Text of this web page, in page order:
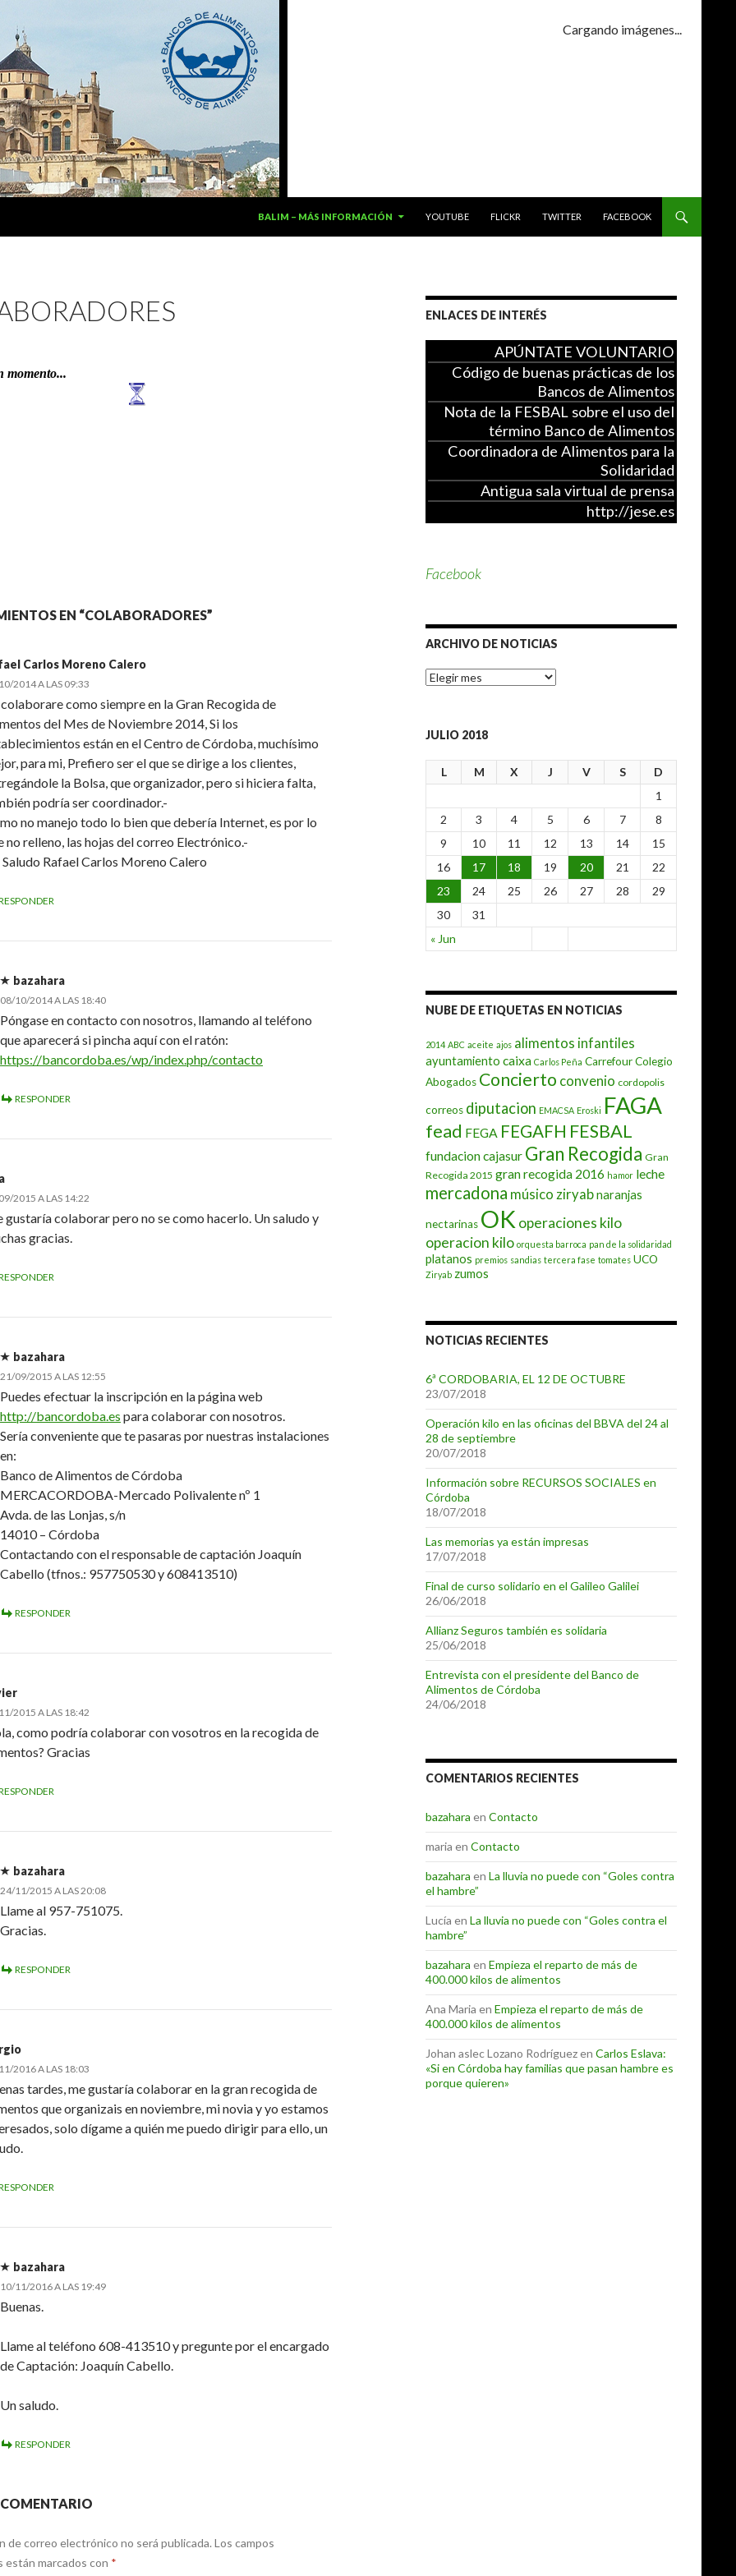
Cargando imágenes...
BALIM – MÁS INFORMACIÓN
YOUTUBE FLICKR TWITTER FACEBOOK
EN “COLABORADORES”
Carlos Moreno Calero
2014 A LAS 09:33
como siempre en la Gran Recogida de
del Mes de Noviembre 2014, Si los
están en el Centro de Córdoba, muchísimo
para mi, Prefiero ser el que se dirige a los clientes,
la Bolsa, que organizador, pero si hiciera falta,
podría ser coordinador.-
no manejo todo lo bien que debería Internet, es por lo
no relleno, las hojas del correo Electrónico.-
Saludo Rafael Carlos Moreno Calero
bazahara
08/10/2014 A LAS 18:40
Póngase en contacto con nosotros, llamando al teléfono
que aparecerá si pincha aquí con el ratón:
https://bancordoba.es/wp/index.php/contacto
RESPONDER
2015 A LAS 14:22
gustaría colaborar pero no se como hacerlo. Un saludo y
gracias.
bazahara
21/09/2015 A LAS 12:55
Puedes efectuar la inscripción en la página web
http://bancordoba.es para colaborar con nosotros.
Sería conveniente que te pasaras por nuestras instalaciones
en:
Banco de Alimentos de Córdoba
MERCACORDOBA-Mercado Polivalente nº 1
Avda. de las Lonjas, s/n
14010 – Córdoba
Contactando con el responsable de captación Joaquín
Cabello (tfnos.: 957750530 y 608413510)
RESPONDER
2015 A LAS 18:42
como podría colaborar con vosotros en la recogida de
Gracias
bazahara
24/11/2015 A LAS 20:08
Llame al 957-751075.
Gracias.
RESPONDER
2016 A LAS 18:03
tardes, me gustaría colaborar en la gran recogida de
que organizais en noviembre, mi novia y yo estamos
solo dígame a quién me puedo dirigir para ello, un
bazahara
10/11/2016 A LAS 19:49
Buenas.
Llame al teléfono 608-413510 y pregunte por el encargado
de Captación: Joaquín Cabello.
Un saludo.
RESPONDER
de correo electrónico no será publicada. Los campos
están marcados con *
ENLACES DE INTERÉS
APÚNTATE VOLUNTARIO
Código de buenas prácticas de los
Bancos de Alimentos
Nota de la FESBAL sobre el uso del
término Banco de Alimentos
Coordinadora de Alimentos para la
Solidaridad
Antigua sala virtual de prensa
http://jese.es
Facebook
ARCHIVO DE NOTICIAS
A
r
i
o
N
i
i
JULIO 2018
L M X J V S D
« Jun
1
2
3 4 5 6 7
8
9
10 11 12 13 14
15
16
17 18 19 20 21
22
23
24 25 26 27 28
29
30
31
NUBE DE ETIQUETAS EN NOTICIAS
2014 ABC aceite ajos alimentos infantiles
ayuntamiento caixa Carlos Peña CarrefourColegio
Abogados Concierto convenio cordopolis
correos diputacion EMACSA Eroski FAGA
fead FEGA FEGAFH FESBAL
fundacion cajasur Gran Recogida Gran
Recogida 2015 gran recogida 2016 hamor leche
mercadona músico ziryabnaranjas
nectarinas OK operaciones kilo
operacion kilo orquesta barroca pan de la solidaridad
platanos premios sandias tercera fase tomates UCO
Ziryab zumos
NOTICIAS RECIENTES
6ª CORDOBARIA, EL 12 DE OCTUBRE
23/07/2018
Operación kilo en las oficinas del BBVA del 24 al
28 de septiembre
20/07/2018
Información sobre RECURSOS SOCIALES en
Córdoba
18/07/2018
Las memorias ya están impresas
17/07/2018
Final de curso solidario en el Galileo Galilei
26/06/2018
Allianz Seguros también es solidaria
25/06/2018
Entrevista con el presidente del Banco de
Alimentos de Córdoba
24/06/2018
COMENTARIOS RECIENTES
bazahara en Contacto
maria en Contacto
bazahara en La lluvia no puede con “Goles contra
el hambre”
Lucía en La lluvia no puede con “Goles contra el
hambre”
bazahara en Empieza el reparto de más de
400.000 kilos de alimentos
Ana Maria en Empieza el reparto de más de
400.000 kilos de alimentos
Johan aslec Lozano Rodríguezen Carlos Eslava:
«Si en Córdoba hay familias que pasan hambre es
porque quieren»